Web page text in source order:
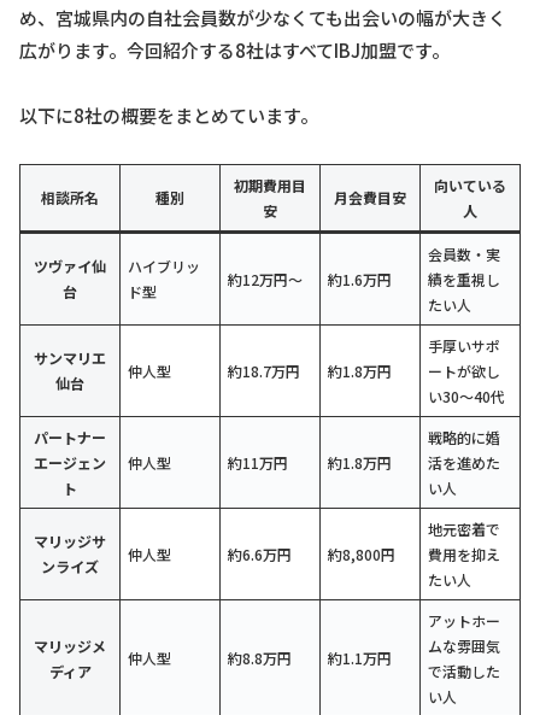
め、宮城県内の自社会員数が少なくても出会いの幅が大きく
広がります。今回紹介する8社はすべてIBJ加盟です。
以下に8社の概要をまとめています。
相談所名 種別
初期費用目
安
月会費目安
向いている
人
ツヴァイ仙
台
ハイブリッ
ド型
約12万円〜 約1.6万円
会員数・実
績を重視し
たい人
サンマリエ
仙台
仲人型 約18.7万円 約1.8万円
手厚いサポ
ートが欲し
い30〜40代
パートナー
エージェン
ト
仲人型 約11万円 約1.8万円
戦略的に婚
活を進めた
い人
マリッジサ
ンライズ
仲人型 約6.6万円 約8,800円
地元密着で
費用を抑え
たい人
マリッジメ
ディア
仲人型 約8.8万円 約1.1万円
アットホー
ムな雰囲気
で活動した
い人